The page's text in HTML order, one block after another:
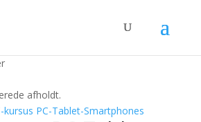
afholdt.
kursus PC-Tablet-Smartphones